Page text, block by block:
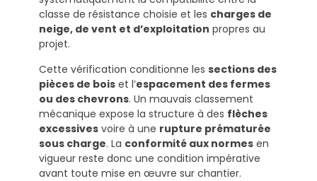
classe de résistance choisie et les charges de
neige, de vent et d’exploitation propres au
projet.
Cette vérification conditionne les sections des
pièces de bois et l’espacement des fermes
ou des chevrons. Un mauvais classement
mécanique expose la structure à des flèches
excessives voire à une rupture prématurée
sous charge. La conformité aux normes en
vigueur reste donc une condition impérative
avant toute mise en œuvre sur chantier.